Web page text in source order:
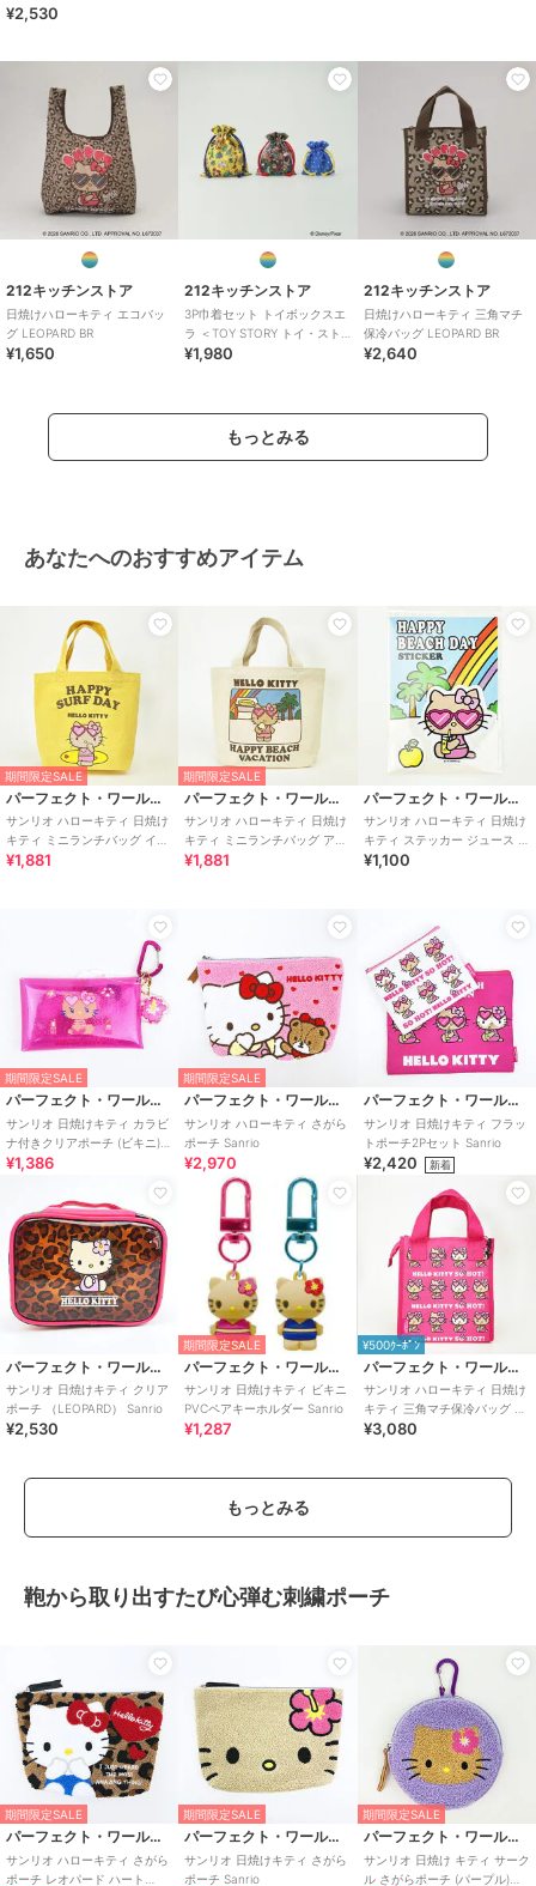
212キッチンストア
カレースプーン ＜ちい
かわ＞
¥1,430
212キッチンストア
日焼けハローキティ ス
テンレスタンブラー
212キッチンストア
ぬいぐるみ バズ・ライ
トイヤー ＜TOY STORY
トイ・ストーリー＞
212キッチンストア 212キッチンストア
ガラスタンブラー ブル
212キッチンストア
¥2,530
212キッチンストア
日焼けハローキティ エコバッ
グ LEOPARD BR
¥1,650
212キッチンストア
3P巾着セット トイボックスエ
ラ ＜TOY STORY トイ・スト
ーリー＞
¥1,980
212キッチンストア
日焼けハローキティ 三角マチ
保冷バッグ LEOPARD BR
¥2,640
もっとみる
あなたへのおすすめアイテム
期間限定SALE
パーフェクト・ワールド・トーキョー
サンリオ ハローキティ 日焼け
キティ ミニランチバッグ イエ
ロー Sanrio
¥1,881
期間限定SALE
パーフェクト・ワールド・トーキョー
サンリオ ハローキティ 日焼け
キティ ミニランチバッグ アイ
ボリー Sanrio
¥1,881
パーフェクト・ワールド・トーキョー
サンリオ ハローキティ 日焼け
キティ ステッカー ジュース 文
具 Sanrio
¥1,100
期間限定SALE
パーフェクト・ワールド・トーキョー
サンリオ 日焼けキティ カラビ
ナ付きクリアポーチ (ビキニ)
Sanrio
¥1,386
期間限定SALE
パーフェクト・ワールド・トーキョー
サンリオ ハローキティ さがら
ポーチ Sanrio
¥2,970
パーフェクト・ワールド・トーキョー
サンリオ 日焼けキティ フラッ
トポーチ2Pセット Sanrio
¥2,420 新着
パーフェクト・ワールド・トーキョー
サンリオ 日焼けキティ クリア
ポーチ （LEOPARD） Sanrio
¥2,530
期間限定SALE
パーフェクト・ワールド・トーキョー
サンリオ 日焼けキティ ビキニ
PVCペアキーホルダー Sanrio
¥1,287
¥500ｸｰﾎﾟﾝ
パーフェクト・ワールド・トーキョー
サンリオ ハローキティ 日焼け
キティ 三角マチ保冷バッグ ジ
ュース ランチ Sanrio
¥3,080
もっとみる
鞄から取り出すたび心弾む刺繍ポーチ
期間限定SALE
パーフェクト・ワールド・トーキョー
サンリオ ハローキティ さがら
ポーチ レオパード ハート
期間限定SALE
パーフェクト・ワールド・トーキョー
サンリオ 日焼けキティ さがら
ポーチ Sanrio
期間限定SALE
パーフェクト・ワールド・トーキョー
サンリオ 日焼け キティ サーク
ル さがらポーチ (パープル)